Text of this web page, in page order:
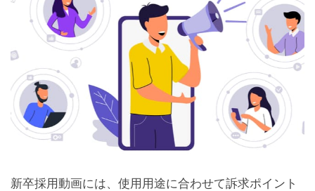
新卒採用動画には、使用用途に合わせて訴求ポイント